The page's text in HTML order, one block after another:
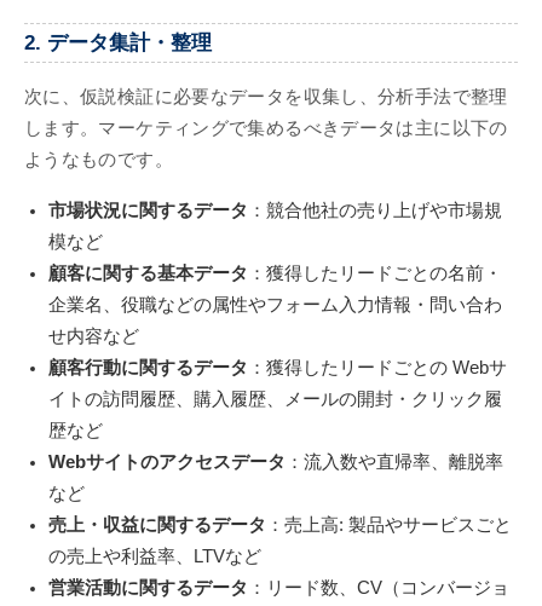
2. データ集計・整理
次に、仮説検証に必要なデータを収集し、分析手法で整理
します。マーケティングで集めるべきデータは主に以下の
ようなものです。
市場状況に関するデータ ：競合他社の売り上げや市場規
模など
顧客に関する基本データ ：獲得したリードごとの名前・
企業名、役職などの属性やフォーム入力情報・問い合わ
せ内容など
顧客行動に関するデータ ：獲得したリードごとの Webサ
イトの訪問履歴、購入履歴、メールの開封・クリック履
歴など
Webサイトのアクセスデータ ：流入数や直帰率、離脱率
など
売上・収益に関するデータ ：売上高: 製品やサービスごと
の売上や利益率、LTVなど
営業活動に関するデータ ：リード数、CV（コンバージョ